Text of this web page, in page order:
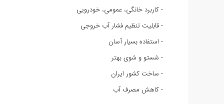
- کاربرد خانگی، عمومی، خودرویی
- قابلیت تنظیم فشار آب خروجی
- استفاده بسیار آسان
- شستو و شوی بهتر
- ساخت کشور ایران
- کاهش مصرف آب